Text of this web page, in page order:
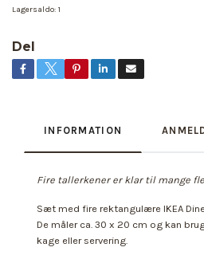
Lagersaldo: 1
Del
INFORMATION
Fire tallerkener er klar til mange
Sæt med fire rektangulære IKEA
De måler ca. 30 x 20 cm og kan
kage eller servering.